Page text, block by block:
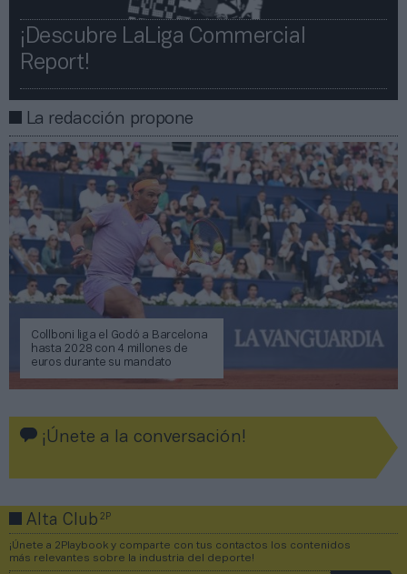
¡Descubre LaLiga Commercial
Report!​​
La redacción propone
Collboni liga el Godó a Barcelona
hasta 2028 con 4 millones de
euros durante su mandato
¡Únete a la conversación!
Alta Club2P
¡Únete a 2Playbook y comparte con tus contactos los contenidos
más relevantes sobre la industria del deporte!